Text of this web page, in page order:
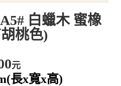
A5# 白蠟木 蜜橡
桃色)
元
(長x寬x高)